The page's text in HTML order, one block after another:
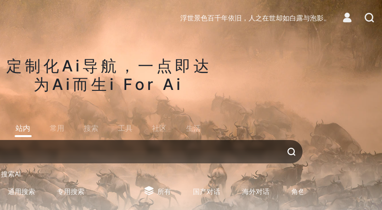
浮世景色百千年依旧，人之在世却如白露与泡影。
定制化Ai导航，一点即达
为Ai而生i For Ai
站内 常用 搜索 工具 社区 生活
搜索AI
通用搜索 专用搜索
对话AI
所有 国产对话 海外对话 角色型对话 专用型对话